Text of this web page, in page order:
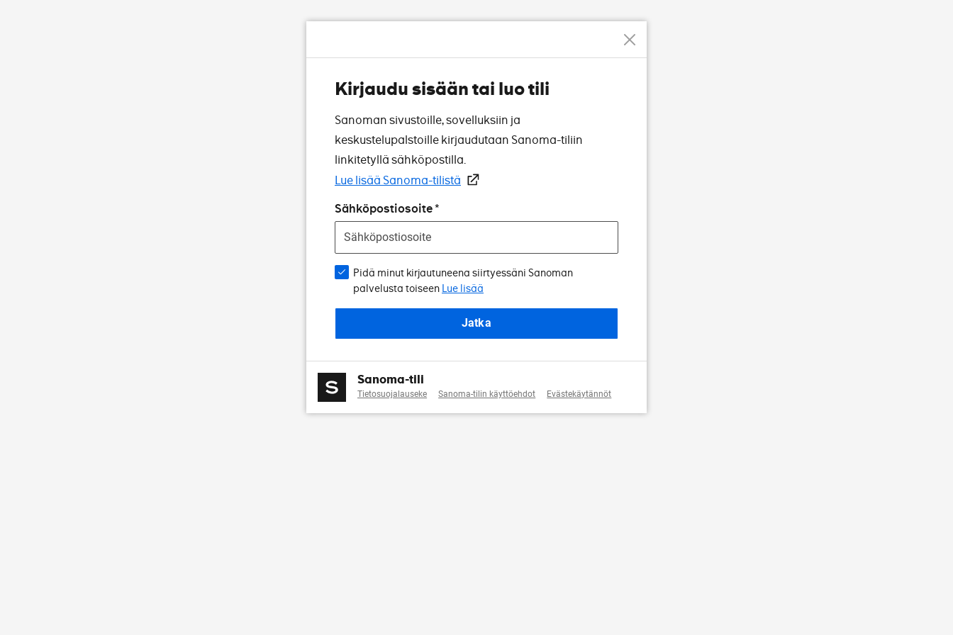
Kirjaudu sisään tai luo tili
Sanoman sivustoille, sovelluksiin ja
keskustelupalstoille kirjaudutaan Sanoma-tiliin
linkitetyllä sähköpostilla.
Lue lisää Sanoma-tilistä
Sähköpostiosoite
Pidä minut kirjautuneena siirtyessäni Sanoman
palvelusta toiseen Lue lisää
Jatka
Sanoma-tili
Tietosuojalauseke Sanoma-tilin käyttöehdot Evästekäytännöt